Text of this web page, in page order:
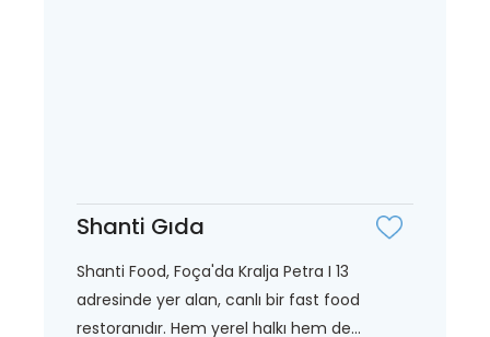
Shanti Gıda
Shanti Food, Foça'da Kralja Petra I 13
adresinde yer alan, canlı bir fast food
restoranıdır. Hem yerel halkı hem de...